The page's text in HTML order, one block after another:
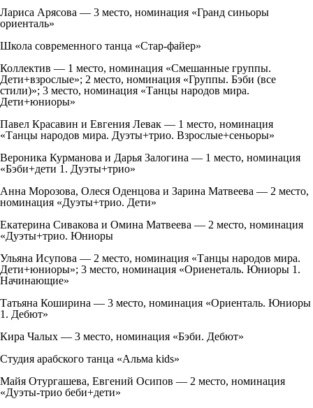
Лариса Арясова — 3 место, номинация «Гранд синьоры
ориенталь»
Школа современного танца «Стар-файер»
Коллектив — 1 место, номинация «Смешанные группы.
Дети+взрослые»; 2 место, номинация «Группы. Бэби (все
стили)»; 3 место, номинация «Танцы народов мира.
Дети+юниоры»
Павел Красавин и Евгения Левак — 1 место, номинация
«Танцы народов мира. Дуэты+трио. Взрослые+сеньоры»
Вероника Курманова и Дарья Залогина — 1 место, номинация
«Бэби+дети 1. Дуэты+трио»
Анна Морозова, Олеся Оденцова и Зарина Матвеева — 2 место,
номинация «Дуэты+трио. Дети»
Екатерина Сивакова и Омина Матвеева — 2 место, номинация
«Дуэты+трио. Юниоры
Ульяна Исупова — 2 место, номинация «Танцы народов мира.
Дети+юниоры»; 3 место, номинация «Ориенеталь. Юниоры 1.
Начинающие»
Татьяна Коширина — 3 место, номинация «Ориенталь. Юниоры
1. Дебют»
Кира Чалых — 3 место, номинация «Бэби. Дебют»
Студия арабского танца «Альма kids»
Майя Отургашева, Евгений Осипов — 2 место, номинация
«Дуэты-трио беби+дети»